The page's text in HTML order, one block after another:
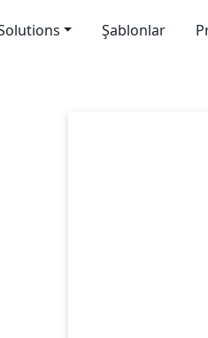
Şablonlar